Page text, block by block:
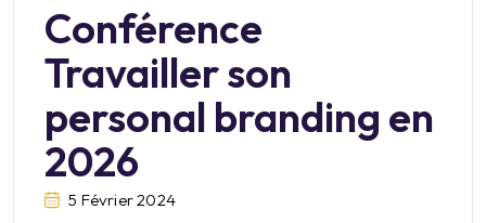
Conférence
Travailler son
personal branding en
2026
5 Février 2024